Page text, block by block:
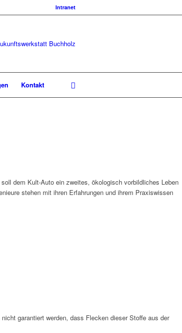
Intranet
Kontakt
dem Kult-Auto ein zweites, ökologisch vorbildliches Leben
stehen mit ihren Erfahrungen und ihrem Praxiswissen
garantiert werden, dass Flecken dieser Stoffe aus der